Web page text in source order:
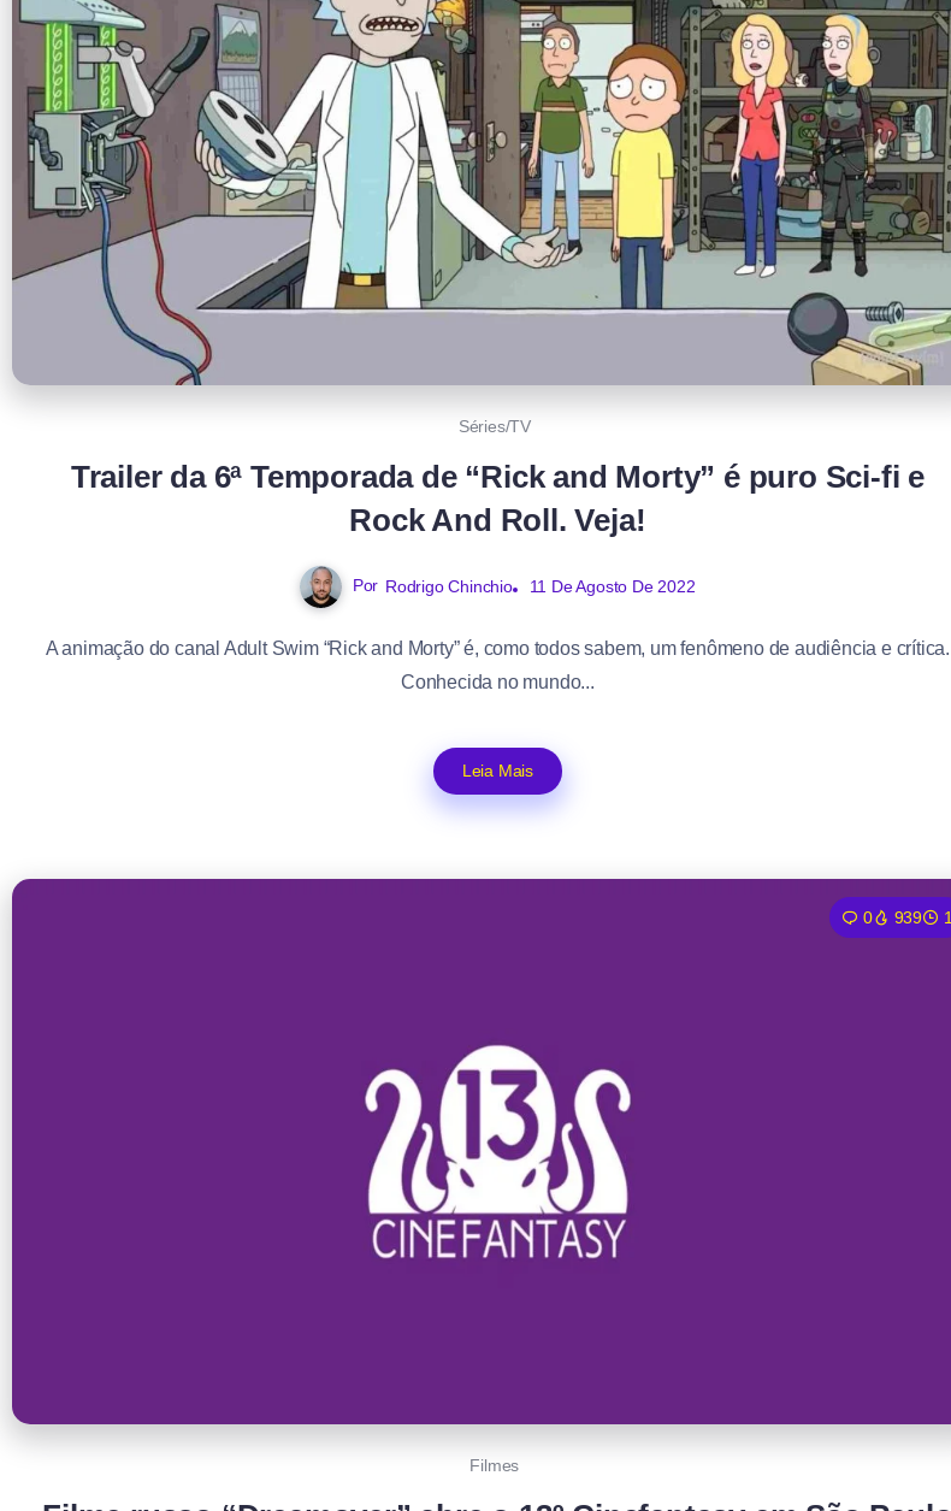
Séries/TV
Trailer da 6ª Temporada de “Rick and Morty” é puro Sci-fi e
Rock And Roll. Veja!
Por Rodrigo Chinchio 11 De Agosto De 2022
A animação do canal Adult Swim “Rick and Morty” é, como todos sabem, um fenômeno de audiência e crítica.
Conhecida no mundo...
Leia Mais
0 939 1
Filmes